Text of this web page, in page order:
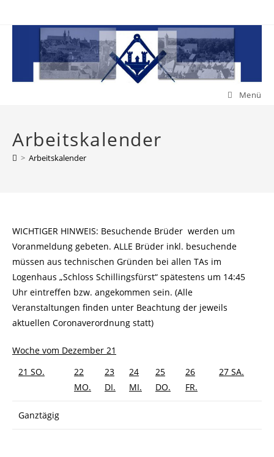
Inhalt
Menü
Arbeitskalender
> Arbeitskalender
WICHTIGER HINWEIS: Besuchende Brüder werden um
Voranmeldung gebeten. ALLE Brüder inkl. besuchende
müssen aus technischen Gründen bei allen TAs im
Logenhaus „Schloss Schillingsfürst“ spätestens um 14:45
Uhr eintreffen bzw. angekommen sein. (Alle
Veranstaltungen finden unter Beachtung der jeweils
aktuellen Coronaverordnung statt)
Woche vom Dezember 21
21 SO.
22
MO.
23
DI.
24
MI.
25
DO.
26
FR.
27 SA.
Ganztägig